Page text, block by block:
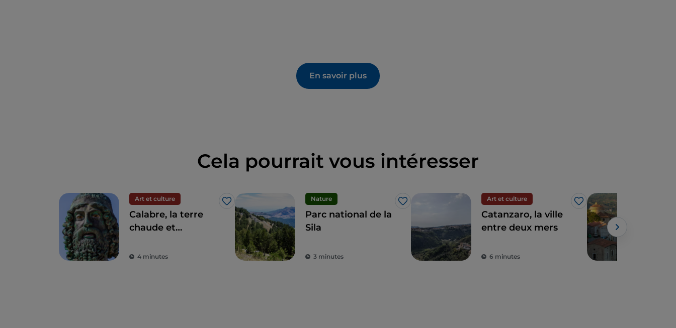
En savoir plus
Cela pourrait vous intéresser
Art et culture
J’aime
Calabre, la terre
chaude et
bronzes de Riace
4 minutes
Nature
J’aime
Parc national de la
Sila
3 minutes
Art et culture
J’aime
Catanzaro, la ville
entre deux mers
6 minutes